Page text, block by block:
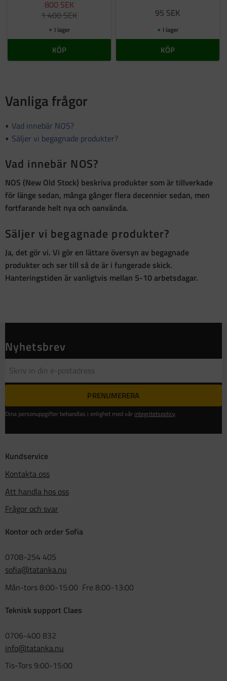
800 SEK
1 400SEK
I lager
KÖP
95 SEK
I lager
KÖP
Vanliga frågor
Vad innebär NOS?
Säljer vi begagnade produkter?
Vad innebär NOS?
NOS (New Old Stock) beskriva produkter som ärtillverkade
för länge sedan, många gånger flera decennier sedan, men
fortfarande helt nya och oanvända.
Säljer vi begagnade produkter?
Ja, det gör vi. Vi gör en lättare översyn av begagnade
produkter och ser till så de är i fungerade skick.
Hanteringstiden är vanligtvis mellan 5-10 arbetsdagar.
Nyhetsbrev
PRENUMERERA
Dina personuppgifter behandlas i enlighet med vår integritetspolicy.
Kundservice
Kontakta oss
Att handla hos oss
Frågor och svar
Kontor och order Sofia
0708-254 405
sofia@tatanka.nu
Mån-tors 8:00-15:00 Fre 8:00-13:00
Teknisk support Claes
0706-400 832
info@tatanka.nu
Tis-Tors 9:00-15:00